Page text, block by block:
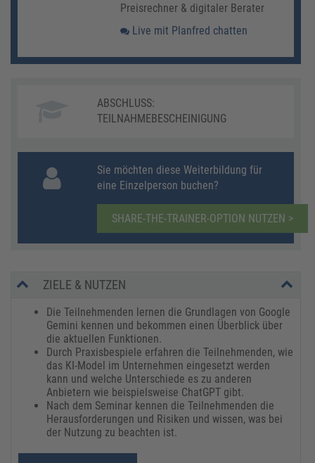
Preisrechner & digitaler Berater
Live mit Planfred chatten
ABSCHLUSS:
TEILNAHMEBESCHEINIGUNG
Sie möchten diese Weiterbildung für
eine Einzelperson buchen?
SHARE-THE-TRAINER-OPTION NUTZEN >
ZIELE & NUTZEN
Die Teilnehmenden lernen die Grundlagen von Google
Gemini kennen und bekommen einen Überblick über
die aktuellen Funktionen.
Durch Praxisbespiele erfahren die Teilnehmenden, wie
das KI-Model im Unternehmen eingesetzt werden
kann und welche Unterschiede es zu anderen
Anbietern wie beispielsweise ChatGPT gibt.
Nach dem Seminar kennen die Teilnehmenden die
Herausforderungen und Risiken und wissen, was bei
der Nutzung zu beachten ist.